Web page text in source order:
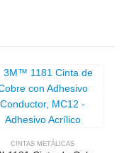
CINTAS METÁLICAS